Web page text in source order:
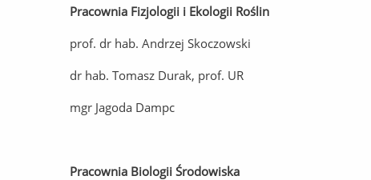
Pracownia Fizjologii i Ekologii Roślin
prof. dr hab. Andrzej Skoczowski
dr hab. Tomasz Durak, prof. UR
mgr Jagoda Dampc
Pracownia Biologii Środowiska